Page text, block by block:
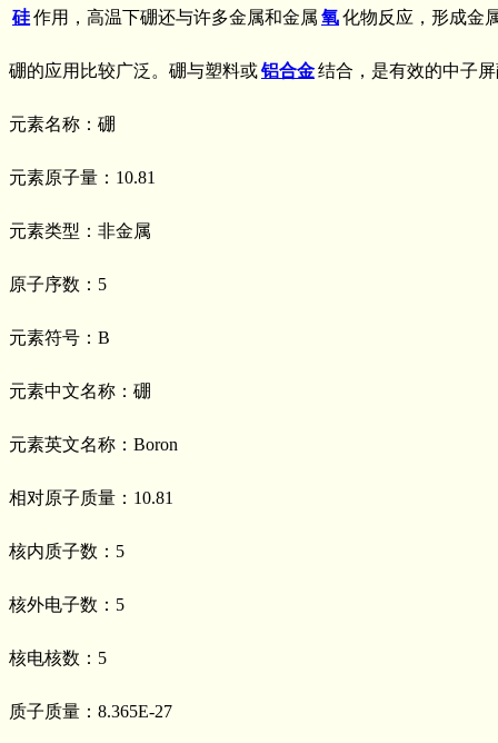
硅作用，高温下硼还与许多金属和金属 氧化物反应，形成金
硼的应用比较广泛。硼与塑料或铝合金结合，是有效的中子
元素名称：硼
元素原子量：10.81
元素类型：非金属
原子序数：5
元素符号：B
元素中文名称：硼
元素英文名称：Boron
相对原子质量：10.81
核内质子数：5
核外电子数：5
核电核数：5
质子质量：8.365E-27